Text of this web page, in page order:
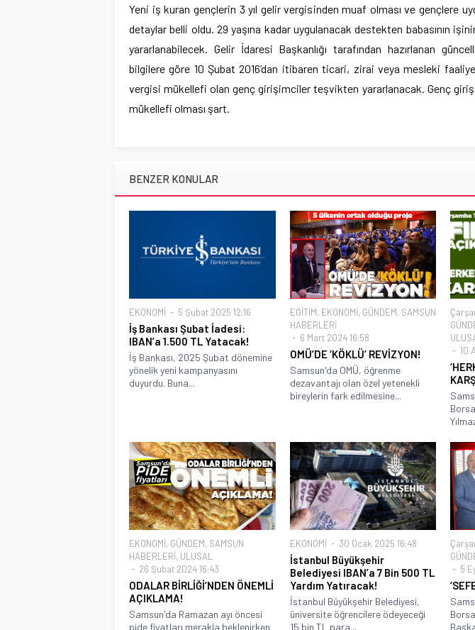
Yeni iş kuran gençlerin 3 yıl gelir vergisinden muaf olması ve gençlere
detaylar belli oldu. 29 yaşına kadar uygulanacak destekten babasının
yararlanabilecek. Gelir İdaresi Başkanlığı tarafından hazırlanan
bilgilere göre 10 Şubat 2016’dan itibaren ticari, zirai veya mesleki
vergisi mükellefi olan genç girişimciler teşvikten yararlanacak. Genç
mükellefi olması şart.
BENZER KONULAR
EKONOMİ 5 Şubat 2025 12:16
İş Bankası Şubat İadesi:
IBAN’a 1.500 TL Yatacak!
İş Bankası, 2025 Şubat dönemine
yönelik yeni kampanyasını
duyurdu. Buna...
EĞİTİM, EKONOMİ, GÜNDEM, SAMSUN
HABERLERİ
6 Mart 2024 16:58
OMÜ’DE ‘KÖKLÜ’ REVİZYON!
Samsun'da OMÜ, öğrenme
dezavantajı olan özel yetenekli
bireylerin fark edilmesine...
10
EKONOMİ, GÜNDEM, SAMSUN
HABERLERİ, ULUSAL
26 Şubat 2024 16:43
ODALAR BİRLİĞİ’NDEN ÖNEMLİ
AÇIKLAMA!
Samsun'da Ramazan ayı öncesi
pide fiyatları merakla beklenirken
EKONOMİ 30 Ocak 2025 16:48
İstanbul Büyükşehir
Belediyesi IBAN’a 7 Bin 500 TL
Yardım Yatıracak!
İstanbul Büyükşehir Belediyesi,
üniversite öğrencilere ödeyeceği
15 bin TL para...
5